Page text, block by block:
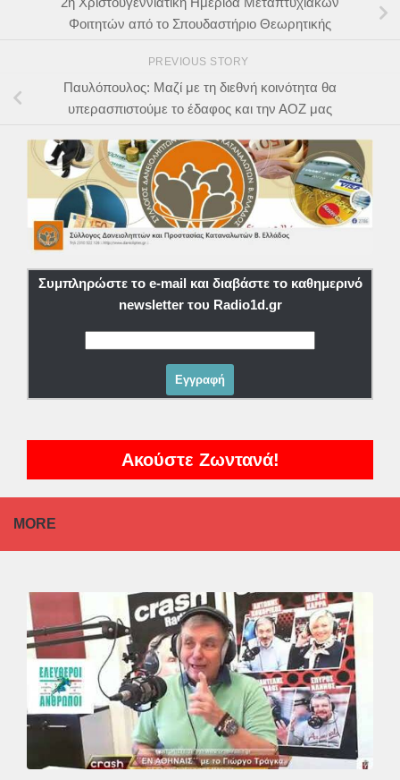
Φοιτητών από το Σπουδαστήριο Θεωρητικής
PREVIOUS STORY
Παυλόπουλος: Μαζί με τη διεθνή κοινότητα θα
υπερασπιστούμε το έδαφος και την ΑΟΖ μας
Συμπληρώστε το e-mail και διαβάστε το καθημερινό
newsletter του Radio1d.gr
Ακούστε Ζωντανά!
MORE